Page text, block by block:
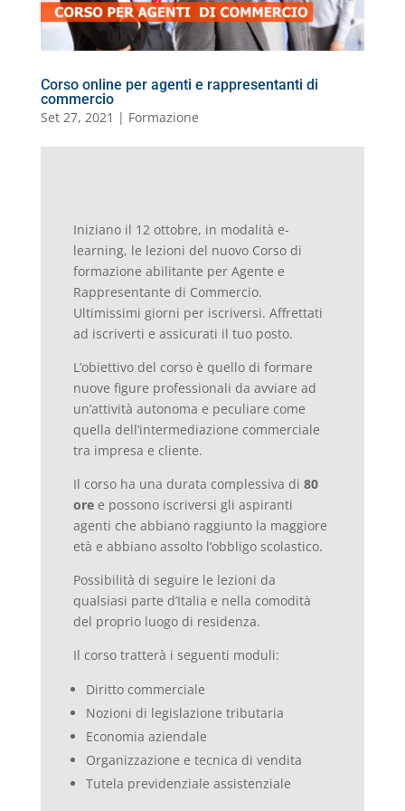
l
Corso online per agenti e rappresentanti di
commercio
Set 27, 2021 | Formazione
Iniziano il 12 ottobre, in modalità e-
learning, le lezioni del nuovo Corso di
formazione abilitante per Agente e
Rappresentante di Commercio.
Ultimissimi giorni per iscriversi. Affrettati
ad iscriverti e assicurati il tuo posto.
L’obiettivo del corso è quello di formare
nuove figure professionali da avviare ad
un’attività autonoma e peculiare come
quella dell’intermediazione commerciale
tra impresa e cliente.
Il corso ha una durata complessiva di 80
oree possono iscriversi gli aspiranti
agenti che abbiano raggiunto la maggiore
età e abbiano assolto l’obbligo scolastico.
Possibilità di seguire le lezioni da
qualsiasi parte d’Italia e nella comodità
del proprio luogo di residenza.
Il corso tratterà i seguenti moduli:
Diritto commerciale
Nozioni di legislazione tributaria
Economia aziendale
Organizzazione e tecnica di vendita
Tutela previdenziale assistenziale